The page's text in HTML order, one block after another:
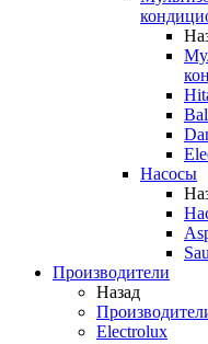
Насосы
Производители
Назад
Electrolux